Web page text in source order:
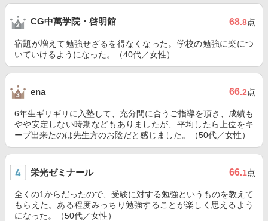
CG中萬学院・啓明館 68.8点
宿題が増えて勉強せざるを得なくなった。学校の勉強に楽につ
いていけるようになった。（40代／女性）
ena 66.2点
6年生ギリギリに入塾して、充分間に合うご指導を頂き、成績も
やや安定しない時期などもありましたが、平均したら上位をキ
ープ出来たのは先生方のお陰だと感じました。（50代／女性）
栄光ゼミナール 66.1点
全くの1からだったので、受験に対する勉強というものを教えて
もらえた。ある程度みっちり勉強することが楽しく思えるよう
になった。（50代／女性）